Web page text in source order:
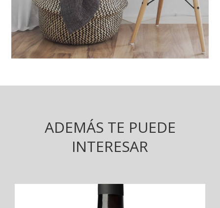
ADEMÁS TE PUEDE
INTERESAR